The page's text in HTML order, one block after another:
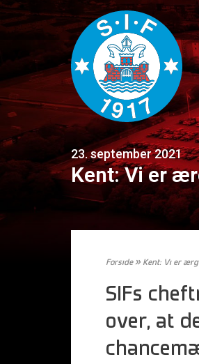
23. september 2021
Kent: Vi er
Forside» Kent: Vi er
SIFs
over, at